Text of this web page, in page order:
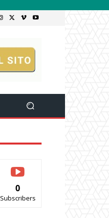
0
Subscribers